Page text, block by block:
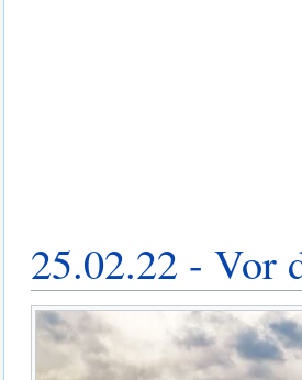
25.02.22 - Vor